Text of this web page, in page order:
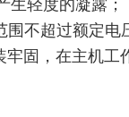
生轻度的凝露；
不超过额定电
固，在主机